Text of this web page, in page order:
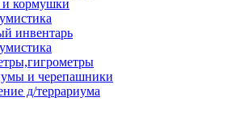
кормушки
инвентарь
и черепашники
д/террариума